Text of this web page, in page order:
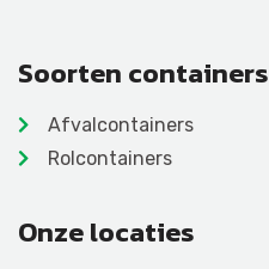
Soorten containers
Afvalcontainers
Rolcontainers
Onze locaties